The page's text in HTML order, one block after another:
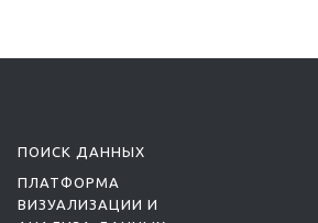
ПОИСК ДАННЫХ
ПЛАТФОРМА
ВИЗУАЛИЗАЦИИ И